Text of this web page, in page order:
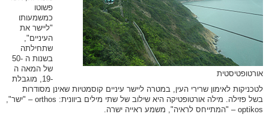
אורטופטיסטית
פשוטו
כמשמעותו
"ליישר את
העיניים",
שתחילתה
בשנות ה -50
של המאה ה
-19, מוגבלת
לטכניקות לאימון שרירי העין, במטרה ליישר עיניים קוסמטיות שאינן מסודרות
בשל פזילה. מילה אורטופטיקה היא שילוב של שתי מילים ביוונית: orthos – "ישר",
optikos – "המתייחס לראיה", משמע ראייה ישרה.